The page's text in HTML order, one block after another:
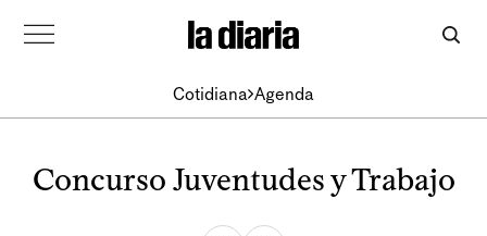
Cotidiana Agenda
Concurso Juventudes y Trabajo